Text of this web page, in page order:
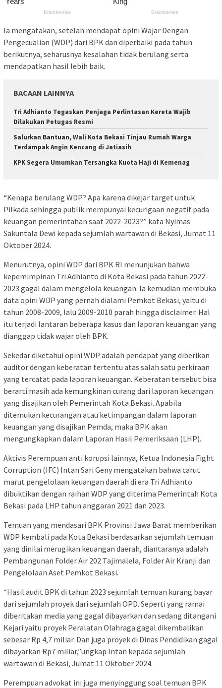
Ia mengatakan, setelah mendapat opini Wajar Dengan
Pengecualian (WDP) dari BPK dan diperbaiki pada tahun
berikutnya, seharusnya kesalahan tidak berulang serta
mendapatkan hasil lebih baik.
BACAAN LAINNYA
Tri Adhianto Tegaskan Penjaga Perlintasan Kereta Wajib
Dilakukan Petugas Resmi
Salurkan Bantuan, Wali Kota Bekasi Tinjau Rumah Warga
Terdampak Angin Kencang di Jatiasih
KPK Segera Umumkan Tersangka Kuota Haji di Kemenag
“Kenapa berulang WDP? Apa karena dikejar target untuk
Pilkada sehingga publik mempunyai kecurigaan negatif pada
keuangan pemerintahan saat 2022-2023?” kata Nyimas
Sakuntala Dewi kepada sejumlah wartawan di Bekasi, Jumat 11
Oktober 2024.
Menurutnya, opini WDP dari BPK RI menunjukan bahwa
kepemimpinan Tri Adhianto di Kota Bekasi pada tahun 2022-
2023 gagal dalam mengelola keuangan. Ia kemudian membuka
data opini WDP yang pernah dialami Pemkot Bekasi, yaitu di
tahun 2008-2009, lalu 2009-2010 parah hingga disclaimer. Hal
itu terjadi lantaran beberapa kasus dan laporan keuangan yang
dianggap tidak wajar oleh BPK.
Sekedar diketahui opini WDP adalah pendapat yang diberikan
auditor dengan keberatan tertentu atas salah satu perkiraan
yang tercatat pada laporan keuangan. Keberatan tersebut bisa
berarti masih ada kemungkinan curang dari laporan keuangan
yang disajikan oleh Pemerintah Kota Bekasi. Apabila
ditemukan kecurangan atau ketimpangan dalam laporan
keuangan yang disajikan Pemda, maka BPK akan
mengungkapkan dalam Laporan Hasil Pemeriksaan (LHP).
Aktivis Perempuan anti korupsi lainnya, Ketua Indonesia Fight
Corruption (IFC) Intan Sari Geny mengatakan bahwa carut
marut pengelolaan keuangan daerah di era Tri Adhianto
dibuktikan dengan raihan WDP yang diterima Pemerintah Kota
Bekasi pada LHP tahun anggaran 2021 dan 2023.
Temuan yang mendasari BPK Provinsi Jawa Barat memberikan
WDP kembali pada Kota Bekasi berdasarkan sejumlah temuan
yang dinilai merugikan keuangan daerah, diantaranya adalah
Pembangunan Folder Air 202 Tajimalela, Folder Air Kranji dan
Pengelolaan Aset Pemkot Bekasi.
“Hasil audit BPK di tahun 2023 sejumlah temuan kurang bayar
dari sejumlah proyek dari sejumlah OPD. Seperti yang ramai
diberitakan media yang gagal dibayarkan dan sedang ditangani
Kejari yaitu proyek Peralatan Olahraga gagal dikembalikan
sebesar Rp 4,7 miliar. Dan juga proyek di Dinas Pendidikan gagal
dibayarkan Rp7 miliar,”ungkap Intan kepada sejumlah
wartawan di Bekasi, Jumat 11 Oktober 2024.
Perempuan advokat ini juga menyinggung soal temuan BPK